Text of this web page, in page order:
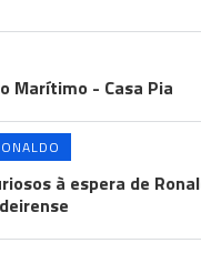
Marítimo - Casa Pia
à espera de